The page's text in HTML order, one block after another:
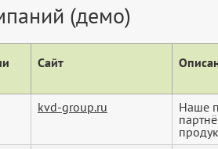
(демо)
Сайт
kvd-group.ru
Наше